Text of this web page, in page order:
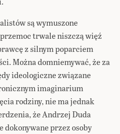
są wymuszone
trwale niszczą więź
z silnym poparciem
Można domniemywać, że za
ideologiczne związane
imaginarium
rodziny, nie ma jednak
że Andrzej Duda
przez osoby